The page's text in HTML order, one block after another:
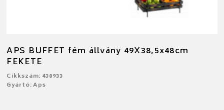
APS BUFFET fém állvány 49X38,5x48cm
FEKETE
Cikkszám: 438933
Gyártó: Aps